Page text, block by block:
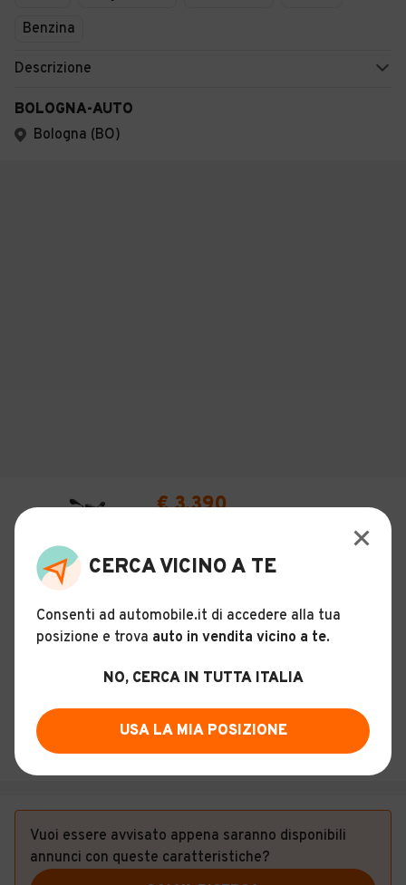
Benzina
Descrizione
BOLOGNA-AUTO
Bologna (BO)
3
€ 3.390
Usato Dicembre 2025 0 km
150 cc
Benzina
CESARI S.R.L.
Bologna (BO)
Vuoi essere avvisato appena saranno disponibili
annunci con queste caratteristiche?
CERCA VICINO A TE
Consenti ad automobile.it di accedere alla tua
posizione e trova auto in vendita vicino a te.
NO, CERCA IN TUTTA ITALIA
USA LA MIA POSIZIONE